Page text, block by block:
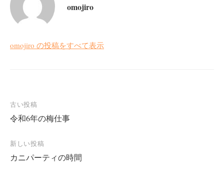
omojiro
omojiro の投稿をすべて表示
投
稿
ナ
ビ
ゲ
古い投稿
令和6年の梅仕事
新しい投稿
カニパーティの時間